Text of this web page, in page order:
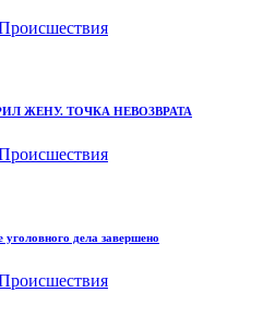
ЖЕНУ. ТОЧКА НЕВОЗВРАТА
дела завершено